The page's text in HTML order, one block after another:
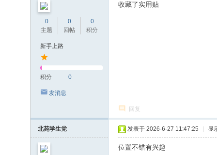
0
主题
0
回帖
0
积分
新手上路
积分 0
发消息
收藏了实用贴
回复
北苑学生党 发表于 2026-6-27 11:47:25 显
位置不错有兴趣